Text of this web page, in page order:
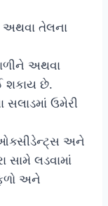
અથવા તેલના
અથવા
શકાય છે.
સલાડમાં ઉમેરી
અને
સામે લડવામાં
અને